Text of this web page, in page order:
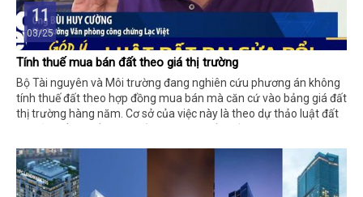
11
03/25
Tính thuế mua bán đất theo giá thị trường
Bộ Tài nguyên và Môi trường đang nghiên cứu phương án không
tính thuế đất theo hợp đồng mua bán mà căn cứ vào bảng giá đất
thị trường hàng năm. Cơ sở của việc này là theo dự thảo luật đất